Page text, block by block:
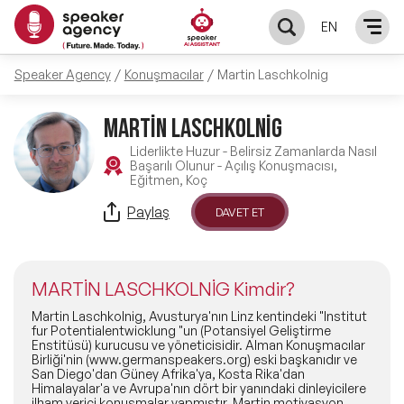
EN
KONUŞMACILAR
Yerel Konuşmacılar
Global Konuşmacılar
Exclusive Konuşmacılar
Tüm Konuşmacılar
KONULAR
Öne Çıkan Konular
Ünlü Konuşmacılar
İlham Veren Konuşmacılar
İlham Veren Kadın Konuşmacılar
ÇÖZÜMLER
Master Class Workshop
Akış Sunumu & Moderasyon
HAKKIMIZDA
Biz Kimiz?
BLOG
Speaker Agency Konuşmacılar Martin Laschkolnig
MARTİN LASCHKOLNİG
Liderlikte Huzur - Belirsiz Zamanlarda Nasıl
Başarılı Olunur - Açılış Konuşmacısı,
Eğitmen, Koç
Paylaş DAVET ET
MARTİN LASCHKOLNİG Kimdir?
Martin Laschkolnig, Avusturya'nın Linz kentindeki "Institut
fur Potentialentwicklung "un (Potansiyel Geliştirme
Enstitüsü) kurucusu ve yöneticisidir. Alman Konuşmacılar
Birliği'nin (www.germanspeakers.org) eski başkanıdır ve
San Diego'dan Güney Afrika'ya, Kosta Rika'dan
Himalayalar'a ve Avrupa'nın dört bir yanındaki dinleyicilere